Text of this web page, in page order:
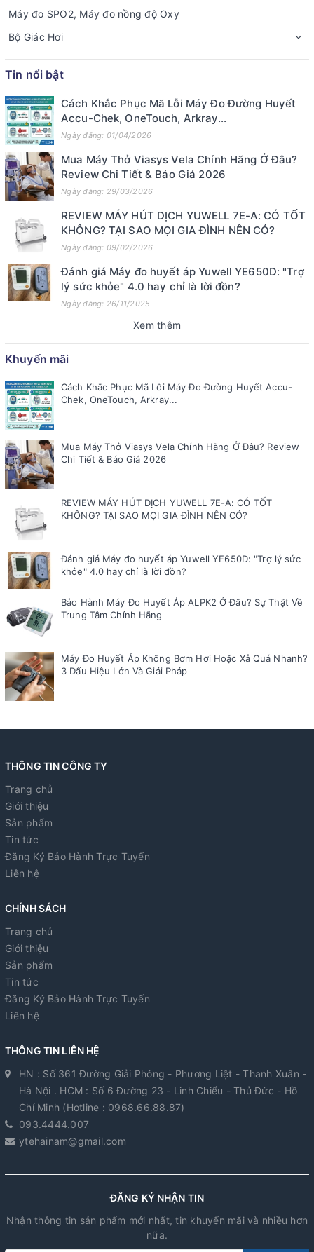
Máy đo SPO2, Máy đo nồng độ Oxy
Bộ Giác Hơi
Tin nổi bật
Cách Khắc Phục Mã Lỗi Máy Đo Đường Huyết
Accu-Chek, OneTouch, Arkray...
Ngày đăng: 01/04/2026
Mua Máy Thở Viasys Vela Chính Hãng Ở Đâu?
Review Chi Tiết & Báo Giá 2026
Ngày đăng: 29/03/2026
REVIEW MÁY HÚT DỊCH YUWELL 7E-A: CÓ TỐT
KHÔNG? TẠI SAO MỌI GIA ĐÌNH NÊN CÓ?
Ngày đăng: 09/02/2026
Đánh giá Máy đo huyết áp Yuwell YE650D: "Trợ
lý sức khỏe" 4.0 hay chỉ là lời đồn?
Ngày đăng: 26/11/2025
Xem thêm
Khuyến mãi
Cách Khắc Phục Mã Lỗi Máy Đo Đường Huyết Accu-
Chek, OneTouch, Arkray...
Mua Máy Thở Viasys Vela Chính Hãng Ở Đâu? Review
Chi Tiết & Báo Giá 2026
REVIEW MÁY HÚT DỊCH YUWELL 7E-A: CÓ TỐT
KHÔNG? TẠI SAO MỌI GIA ĐÌNH NÊN CÓ?
Đánh giá Máy đo huyết áp Yuwell YE650D: "Trợ lý sức
khỏe" 4.0 hay chỉ là lời đồn?
Bảo Hành Máy Đo Huyết Áp ALPK2 Ở Đâu? Sự Thật Về
Trung Tâm Chính Hãng
Máy Đo Huyết Áp Không Bơm Hơi Hoặc Xả Quá Nhanh?
3 Dấu Hiệu Lớn Và Giải Pháp
THÔNG TIN CÔNG TY
Trang chủ
Giới thiệu
Sản phẩm
Tin tức
Đăng Ký Bảo Hành Trực Tuyến
Liên hệ
CHÍNH SÁCH
Trang chủ
Giới thiệu
Sản phẩm
Tin tức
Đăng Ký Bảo Hành Trực Tuyến
Liên hệ
THÔNG TIN LIÊN HỆ
HN : Số 361 Đường Giải Phóng - Phương Liệt - Thanh Xuân -
Hà Nội . HCM : Số 6 Đường 23 - Linh Chiểu - Thủ Đức - Hồ
Chí Minh (Hotline : 0968.66.88.87)
093.4444.007
ytehainam@gmail.com
ĐĂNG KÝ NHẬN TIN
Nhận thông tin sản phẩm mới nhất, tin khuyến mãi và nhiều hơn
nữa.